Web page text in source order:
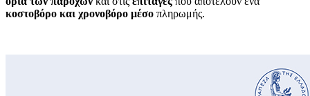
κοστοβόρο και χρονοβόρο μέσο πληρωμής.